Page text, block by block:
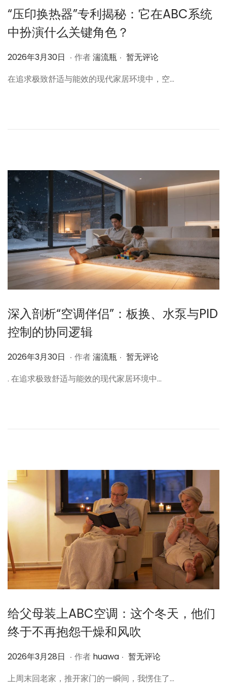
“压印换热器”专利揭秘：它在ABC系统
中扮演什么关键角色？
作
2026年3月30日 2
2
0
日
. 作者湍流瓶 . 暂无评论
在追求极致舒适与能效的现代家居环境中，空…
深入剖析“空调伴侣”：板换、水泵与PID
控制的协同逻辑
作
2026年3月30日 2
2
0
日
. 作者湍流瓶 . 暂无评论
. 在追求极致舒适与能效的现代家居环境中…
给父母装上ABC空调：这个冬天，他们
终于不再抱怨干燥和风吹
作
2026年3月28日 2
2
. 作者 huawa . 暂无评论
上周末回老家，推开家门的一瞬间，我愣住了…